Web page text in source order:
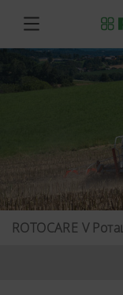
ROTOCARE V